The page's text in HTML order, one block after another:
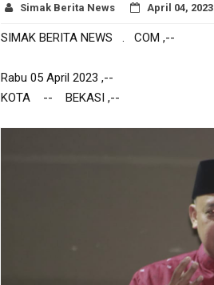
Simak Berita News April 04, 2023
SIMAK BERITA NEWS . COM ,--
Rabu 05 April 2023 ,--
KOTA -- BEKASI ,--